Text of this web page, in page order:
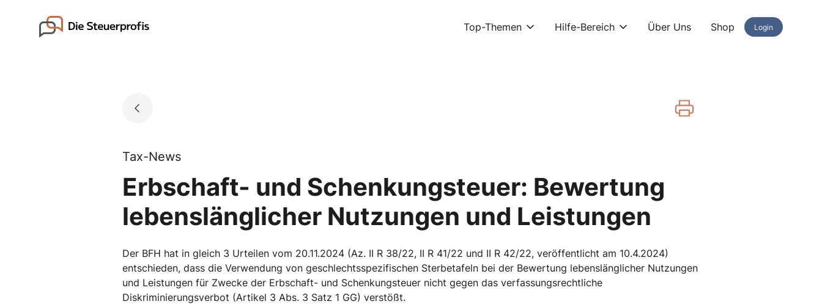
Go to landing page. Top-Themen Hilfe-Bereich Über Uns Shop Login
Tax-News
Erbschaft- und Schenkungsteuer: Bewertung
lebenslänglicher Nutzungen und Leistungen
Der BFH hat in gleich 3 Urteilen vom 20.11.2024 (Az. II R 38/22, II R 41/22 und II R 42/22, veröffentlicht am 10.4.2024)
entschieden, dass die Verwendung von geschlechtsspezifischen Sterbetafeln bei der Bewertung lebenslänglicher Nutzungen
und Leistungen für Zwecke der Erbschaft- und Schenkungsteuer nicht gegen das verfassungsrechtliche
Diskriminierungsverbot (Artikel 3 Abs. 3 Satz 1 GG) verstößt.